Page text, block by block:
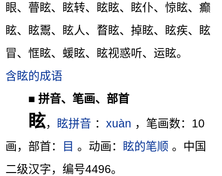
眼、瞢眩、眩转、眩眩、眩仆、惊眩、癫
眩、眩鬻、眩人、瞀眩、掉眩、眩疾、眩
冒、恇眩、蝯眩、眩视惑听、运眩。
含眩的成语
■拼音、笔画、部首
眩， 眩拼音 ：xuàn ，笔画数：10
画，部首：
目 。动画： 眩的笔顺 。中国
二级汉字，编号4496。